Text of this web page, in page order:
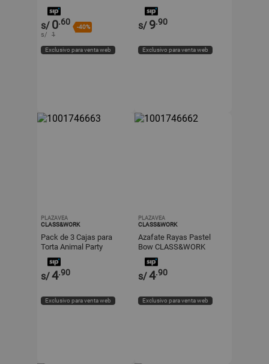
(Modelos Aleatorios)
s/ 0.60
-40%
s/ 1
Exclusivo para venta web
s/ 9.90
Exclusivo para venta web
PLAZAVEA
CLASS&WORK
Pack de 3 Cajas para
Torta Animal Party
CLASS&WORK
s/4.90
Exclusivo para venta web
PLAZAVEA
CLASS&WORK
Azafate Rayas Pastel
Bow CLASS&WORK
s/4.90
Exclusivo para venta web